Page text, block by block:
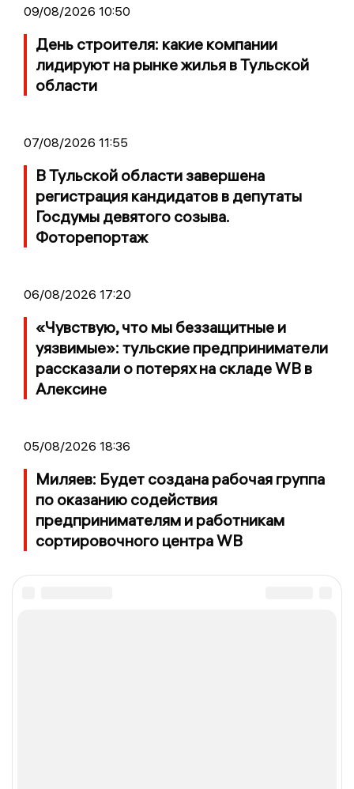
09/08/2026 10:50
День строителя: какие компании
лидируют на рынке жилья в Тульской
области
07/08/2026 11:55
В Тульской области завершена
регистрация кандидатов в депутаты
Госдумы девятого созыва.
Фоторепортаж
06/08/2026 17:20
«Чувствую, что мы беззащитные и
уязвимые»: тульские предприниматели
рассказали о потерях на складе WB в
Алексине
05/08/2026 18:36
Миляев: Будет создана рабочая группа
по оказанию содействия
предпринимателям и работникам
сортировочного центра WB